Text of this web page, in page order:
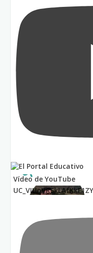
Vídeo de YouTube